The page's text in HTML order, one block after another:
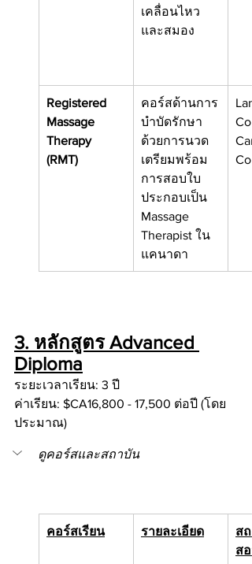
เคลื่อนไหว
และสมอง
Registered
Massage
Therapy
(RMT)
คอร์สด้านการ
บำบัดรักษา
ด้วยการนวด
เตรียมพร้อม
การสอบใบ
ประกอบเป็น
Massage
Therapist ใน
แคนาดา
3. หลักสูตร Advanced
Diploma
ระยะเวลาเรียน: 3 ปี
ค่าเรียน: $CA16,800 - 17,500 ต่อปี (โดย
ประมาณ)
ดูคอร์สและสถาบัน
คอร์สเรียน รายละเอียด
สถ
สอ